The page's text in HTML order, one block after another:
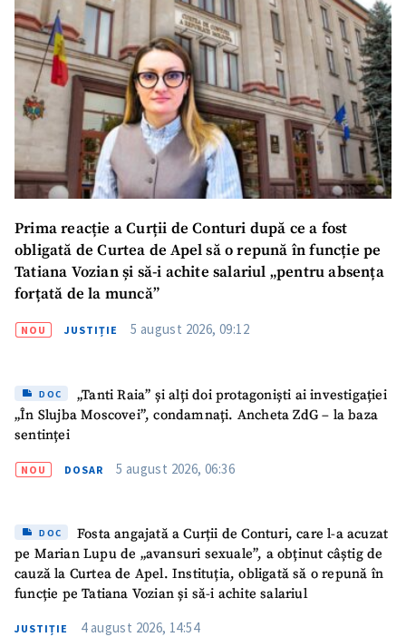
Trimite o informație
Despre ZdG
in English
на русском
Prima reacție a Curții de Conturi după ce a fost
obligată de Curtea de Apel să o repună în funcție pe
Tatiana Vozian și să-i achite salariul „pentru absența
forțată de la muncă”
NOU JUSTIȚIE 5 august 2026, 09:12
DOC
„Tanti Raia” și alți doi protagoniști ai investigației
„În Slujba Moscovei”, condamnați. Ancheta ZdG – la baza
sentinței
NOU DOSAR 5 august 2026, 06:36
DOC
Fosta angajată a Curții de Conturi, care l-a acuzat
pe Marian Lupu de „avansuri sexuale”, a obținut câștig de
cauză la Curtea de Apel. Instituția, obligată să o repună în
funcție pe Tatiana Vozian și să-i achite salariul
JUSTIȚIE 4 august 2026, 14:54